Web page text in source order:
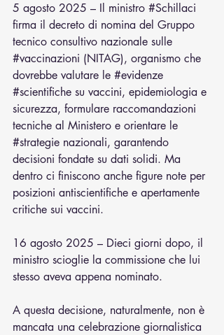
5 agosto 2025 – Il ministro #Schillaci
firma il decreto di nomina del Gruppo
tecnico consultivo nazionale sulle
#vaccinazioni (NITAG), organismo che
dovrebbe valutare le #evidenze
#scientifiche su vaccini, epidemiologia e
sicurezza, formulare raccomandazioni
tecniche al Ministero e orientare le
#strategie nazionali, garantendo
decisioni fondate su dati solidi. Ma
dentro ci finiscono anche figure note per
posizioni antiscientifiche e apertamente
critiche sui vaccini.
16 agosto 2025 – Dieci giorni dopo, il
ministro scioglie la commissione che lui
stesso aveva appena nominato.
A questa decisione, naturalmente, non è
mancata una celebrazione giornalistica